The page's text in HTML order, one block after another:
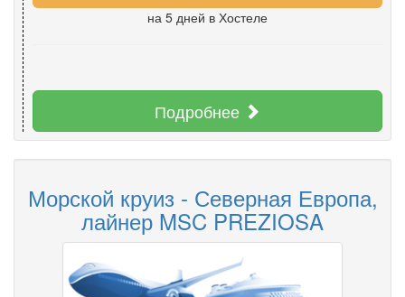
на 5 дней в Хостеле
Подробнее
Морской круиз - Северная Европа,
лайнер MSC PREZIOSA